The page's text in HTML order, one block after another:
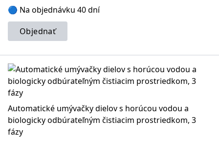
🔵 Na objednávku 40 dní
Objednať
Automatické umývačky dielov s horúcou vodou a
biologicky odbúrateľným čistiacim prostriedkom, 3
fázy